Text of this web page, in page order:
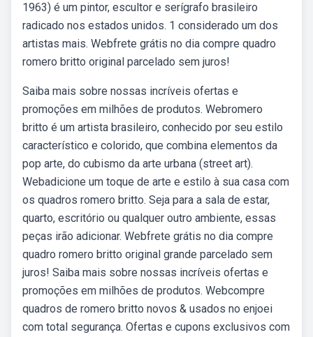
1963) é um pintor, escultor e serígrafo brasileiro
radicado nos estados unidos. 1 considerado um dos
artistas mais. Webfrete grátis no dia compre quadro
romero britto original parcelado sem juros!
Saiba mais sobre nossas incríveis ofertas e
promoções em milhões de produtos. Webromero
britto é um artista brasileiro, conhecido por seu estilo
característico e colorido, que combina elementos da
pop arte, do cubismo da arte urbana (street art).
Webadicione um toque de arte e estilo à sua casa com
os quadros romero britto. Seja para a sala de estar,
quarto, escritório ou qualquer outro ambiente, essas
peças irão adicionar. Webfrete grátis no dia compre
quadro romero britto original grande parcelado sem
juros! Saiba mais sobre nossas incríveis ofertas e
promoções em milhões de produtos. Webcompre
quadros de romero britto novos & usados no enjoei
com total segurança. Ofertas e cupons exclusivos com